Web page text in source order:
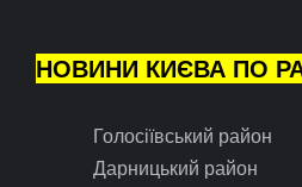
НОВИНИ КИЄВА ПО
Голосіївський район
Дарницький район